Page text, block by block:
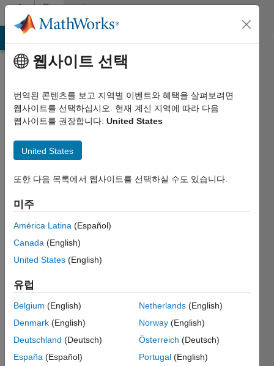
콘텐츠로 바로 가기
Community
Profile
rasool
alturfi
Huazhong
Of
Science
and
Technology
2018년부터
활동
Following:
웹사이트 선택
번역된 콘텐츠를 보고 지역별 이벤트와 혜택을 살펴보려면
웹사이트를 선택하십시오. 현재 계신 지역에 따라 다음
웹사이트를 권장합니다: United States
United States
또한 다음 목록에서 웹사이트를 선택하실 수도 있습니다.
미주
América Latina (Español)
Canada (English)
United States (English)
유럽
Belgium (English)
Denmark (English)
Deutschland (Deutsch)
España (Español)
Netherlands(English)
Norway(English)
Österreich (Deutsch)
Portugal(English)